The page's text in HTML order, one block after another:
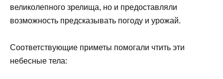
великолепного зрелища, но и предоставляли
возможность предсказывать погоду и урожай.
Соответствующие приметы помогали чтить эти
небесные тела: